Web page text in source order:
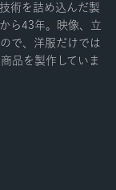
術を詰め込んだ製
ら43年。映像、立
で、洋服だけでは
品を製作していま